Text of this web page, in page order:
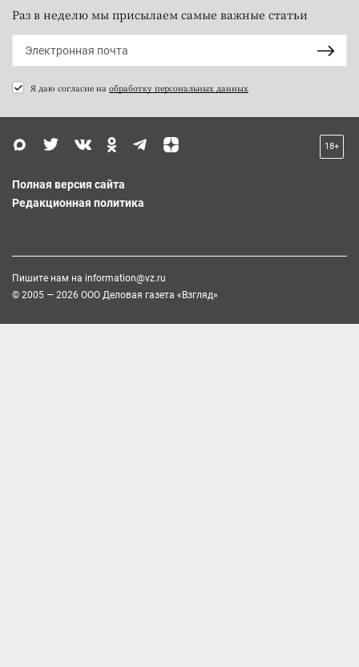
Раз в неделю мы присылаем самые важные статьи
Я даю согласие на обработку персональных данных
18+
Полная версия сайта
Редакционная политика
Пишите нам на information@vz.ru
© 2005 — 2026 ООО Деловая газета «Взгляд»